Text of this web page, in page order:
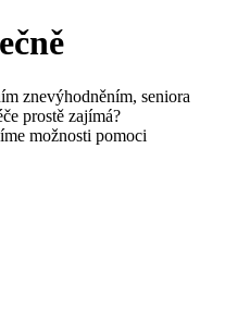
znevýhodněním, seniora
prostě zajímá?
možnosti pomoci